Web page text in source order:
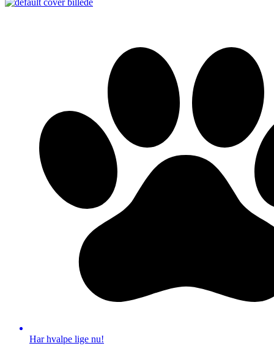
Har hvalpe lige nu!